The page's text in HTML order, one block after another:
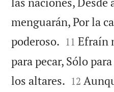
menguarán, Por la
poderoso. 

11 Efraín
para pecar, Sólo
los altares. 

12